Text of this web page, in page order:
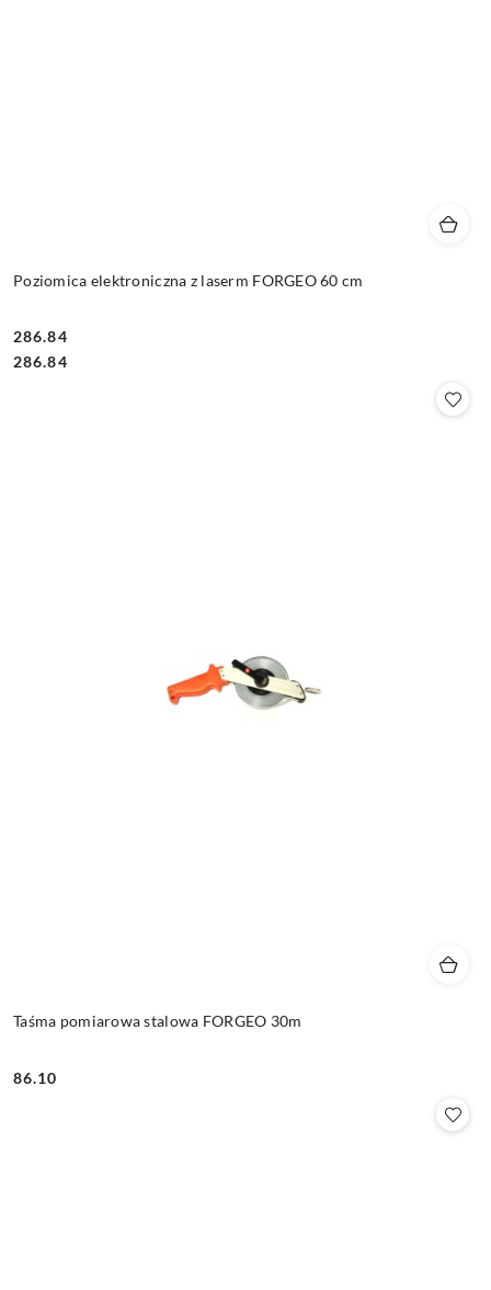
Poziomica elektroniczna z laserm FORGEO 60 cm
Cena:
286.84
Cena:
286.84
Taśma pomiarowa stalowa FORGEO 30m
Cena:
86.10